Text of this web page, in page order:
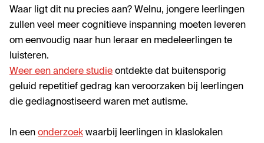
Waar ligt dit nu precies aan? Welnu, jongere leerlingen
zullen veel meer cognitieve inspanning moeten leveren
om eenvoudig naar hun leraar en medeleerlingen te
luisteren.
Weer een andere studie ontdekte dat buitensporig
geluid repetitief gedrag kan veroorzaken bij leerlingen
die gediagnostiseerd waren met autisme.
In een onderzoek waarbij leerlingen in klaslokalen